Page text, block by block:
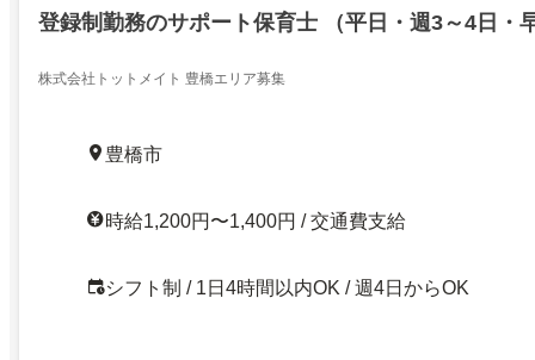
登録制勤務のサポート保育士 （平日・週3～4日・
株式会社トットメイト 豊橋エリア募集
豊橋市
時給1,200円〜1,400円 / 交通費支給
シフト制 / 1日4時間以内OK / 週4日からOK